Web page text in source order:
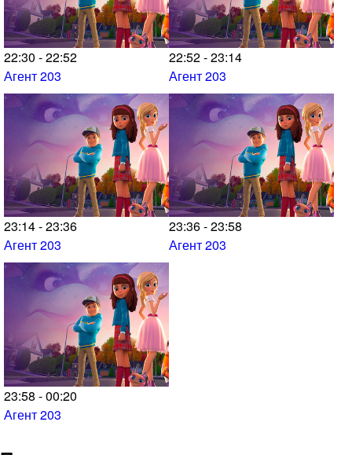
22:30 - 22:52
Агент 203
22:52 - 23:14
Агент 203
23:14 - 23:36
Агент 203
23:36 - 23:58
Агент 203
23:58 - 00:20
Агент 203